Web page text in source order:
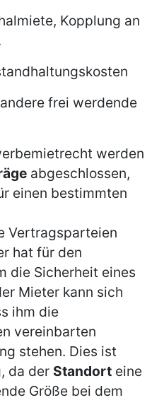
Kopplung an
frei werdende
werden
abgeschlossen,
einen bestimmten
Vertragsparteien
hat für den
die Sicherheit eines
Mieter kann sich
ihm die
vereinbarten
stehen. Dies ist
da der Standort eine
Größe bei dem